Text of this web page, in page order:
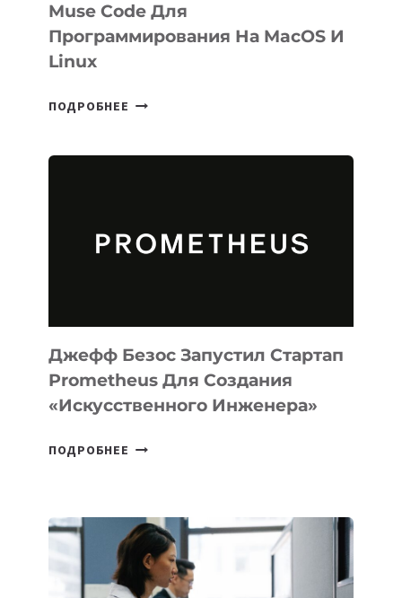
Muse Code Для
Программирования На MacOS И
Linux
ПОДРОБНЕЕ META
ДЛЯ
ПРОГРАММИРОВАНИЯ
И
LINUX
Джефф Безос Запустил Стартап
Prometheus Для Создания
«искусственного Инженера»
ПОДРОБНЕЕ ДЖЕФФ
PROMETHEUS
ДЛЯ
СОЗДАНИЯ